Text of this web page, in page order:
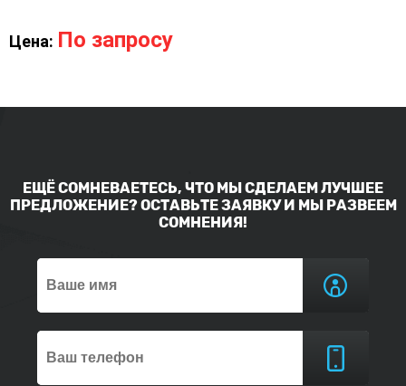
Цена: По запросу
ЕЩЁ СОМНЕВАЕТЕСЬ, ЧТО МЫ СДЕЛАЕМ ЛУЧШЕЕ
ПРЕДЛОЖЕНИЕ? ОСТАВЬТЕ ЗАЯВКУ И МЫ РАЗВЕЕМ
СОМНЕНИЯ!